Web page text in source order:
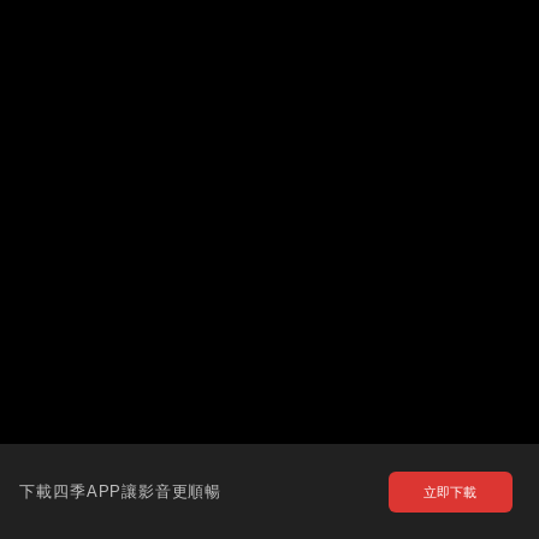
下載四季APP讓影音更順暢 立即下載